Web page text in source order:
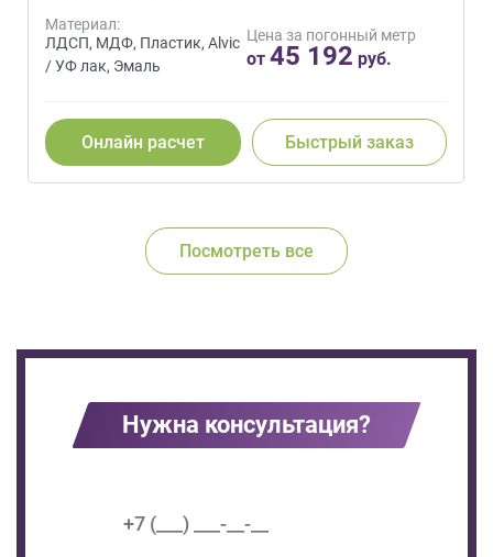
Материал:
ЛДСП, МДФ, Пластик, Alvic
/ УФ лак, Эмаль
Цена за погонный метр
от 45 192 руб.
Онлайн расчет Быстрый заказ
Посмотреть все
Нужна консультация?